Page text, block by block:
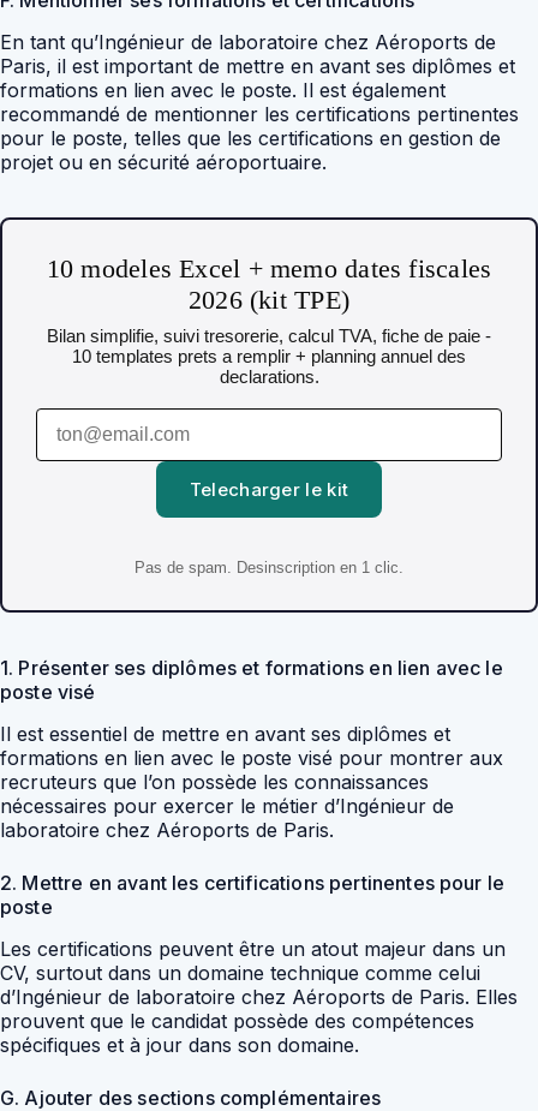
En tant qu’Ingénieur de laboratoire chez Aéroports de
Paris, il est important de mettre en avant ses diplômes et
formations en lien avec le poste. Il est également
recommandé de mentionner les certifications pertinentes
pour le poste, telles que les certifications en gestion de
projet ou en sécurité aéroportuaire.
10 modeles Excel + memo dates fiscales
2026 (kit TPE)
Bilan simplifie, suivi tresorerie, calcul TVA, fiche de paie -
10 templates prets a remplir + planning annuel des
declarations.
Telecharger le kit
Pas de spam. Desinscription en 1 clic.
1. Présenter ses diplômes et formations en lien avec le
poste visé
Il est essentiel de mettre en avant ses diplômes et
formations en lien avec le poste visé pour montrer aux
recruteurs que l’on possède les connaissances
nécessaires pour exercer le métier d’Ingénieur de
laboratoire chez Aéroports de Paris.
2. Mettre en avant les certifications pertinentes pour le
poste
Les certifications peuvent être un atout majeur dans un
CV, surtout dans un domaine technique comme celui
d’Ingénieur de laboratoire chez Aéroports de Paris. Elles
prouvent que le candidat possède des compétences
spécifiques et à jour dans son domaine.
G. Ajouter des sections complémentaires